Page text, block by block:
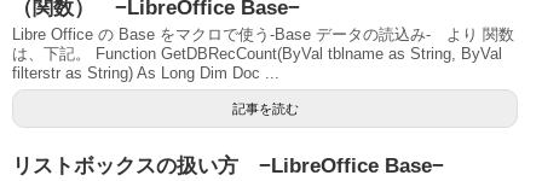
（関数） −LibreOffice Base−
Libre Office の Base をマクロで使う-Base データの読込み- より 関数
は、下記。 Function GetDBRecCount(ByVal tblname as String, ByVal
filterstr as String) As Long Dim Doc ...
記事を読む
リストボックスの扱い方 −LibreOffice Base−